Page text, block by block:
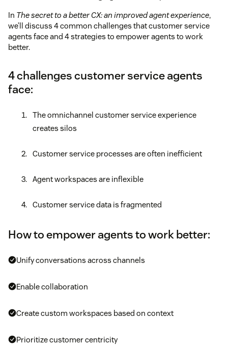
In The secret to a better CX: an improved agent experience,
we’ll discuss 4 common challenges that customer service
agents face and 4 strategies to empower agents to work
better.
4 challenges customer service agents
face:
The omnichannel customer service experience
creates silos
Customer service processes are often inefficient
Agent workspaces are inflexible
Customer service data is fragmented
How to empower agents to work better:
Unify conversations across channels
Enable collaboration
Create custom workspaces based on context
Prioritize customer centricity